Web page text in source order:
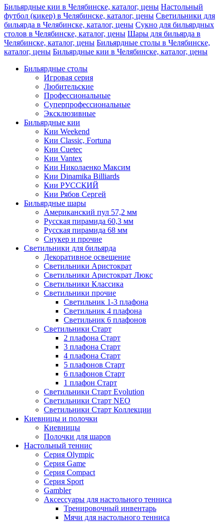
Бильярдные кии в Челябинске, каталог, цены Настольный
футбол (кикер) в Челябинске, каталог, цены Светильники для
бильярда в Челябинске, каталог, цены Сукно для бильярдных
столов в Челябинске, каталог, цены Шары для бильярда в
Челябинске, каталог, цены Бильярдные столы в Челябинске,
каталог, цены Бильярдные кии в Челябинске, каталог, цены
Бильярдные столы
Игровая серия
Любительские
Профессиональные
Суперпрофессиональные
Эксклюзивные
Бильярдные кии
Кии Weekend
Кии Classic, Fortuna
Кии Cuetec
Кии Vantex
Кии Николаенко Максим
Кии Dinamika Billiards
Кии РУССКИЙ
Кии Рябов Сергей
Бильярдные шары
Американский пул 57,2 мм
Русская пирамида 60,3 мм
Русская пирамида 68 мм
Снукер и прочие
Светильники для бильярда
Декоративное освещение
Светильники Аристократ
Светильники Аристократ Люкс
Светильники Классика
Светильники прочие
Светильник 1-3 плафона
Светильник 4 плафона
Светильник 6 плафонов
Светильники Старт
2 плафона Старт
3 плафона Старт
4 плафона Старт
5 плафонов Старт
6 плафонов Старт
1 плафон Старт
Светильники Старт Evolution
Светильники Старт NEO
Светильники Старт Коллекции
Киевницы и полочки
Киевницы
Полочки для шаров
Настольный теннис
Серия Olympic
Серия Game
Серия Compact
Серия Sport
Gambler
Аксессуары для настольного тенниса
Тренировочный инвентарь
Мячи для настольного тенниса